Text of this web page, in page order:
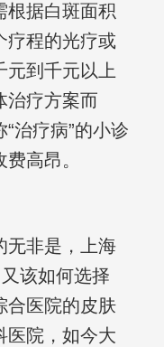
根据白斑面积
疗程的光疗或
元到千元以上
治疗方案而
治疗病”的小诊
高昂。
无非是，上海
该如何选择
合医院的皮肤
医院，如今大